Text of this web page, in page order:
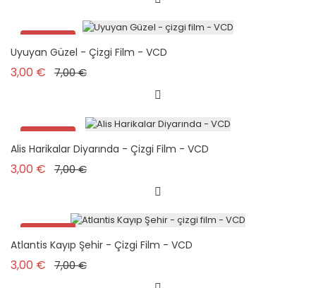
Promo !
Uyuyan Güzel - Çizgi Film - VCD
3,00 € Prix de base
7,00 €Prix
Promo !
Alis Harikalar Diyarında - Çizgi Film - VCD
3,00 € Prix de base
7,00 €Prix
Promo !
Atlantis Kayıp Şehir - Çizgi Film - VCD
3,00 € Prix de base
7,00 €Prix